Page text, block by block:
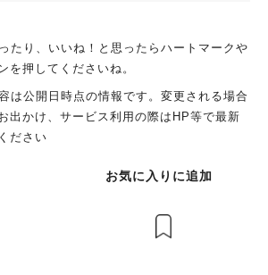
たり、いいね！と思ったらハートマークや
を押してくださいね。
は公開日時点の情報です。変更される場合
出かけ、サービス利用の際はHP等で最新
ださい
お気に入りに追加